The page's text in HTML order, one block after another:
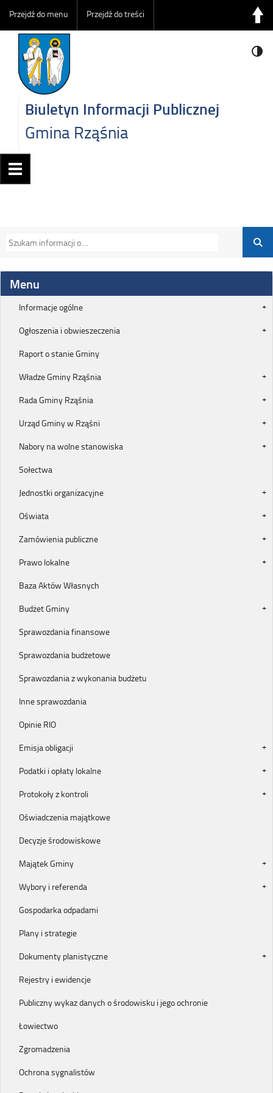
Przejdź do menu Przejdź do treści
Biuletyn Informacji Publicznej
Gmina Rząśnia
Menu
Informacje ogólne
Ogłoszenia i obwieszeczenia
Raport o stanie Gminy
Władze Gminy Rząśnia
Rada Gminy Rząśnia
Urząd Gminy w Rząśni
Nabory na wolne stanowiska
Sołectwa
Jednostki organizacyjne
Oświata
Zamówienia publiczne
Prawo lokalne
Baza Aktów Własnych
Budżet Gminy
Sprawozdania finansowe
Sprawozdania budżetowe
Sprawozdania z wykonania budżetu
Inne sprawozdania
Opinie RIO
Emisja obligacji
Podatki i opłaty lokalne
Protokoły z kontroli
Oświadczenia majątkowe
Decyzje środowiskowe
Majątek Gminy
Wybory i referenda
Gospodarka odpadami
Plany i strategie
Dokumenty planistyczne
Rejestry i ewidencje
Publiczny wykaz danych o środowisku i jego ochronie
Łowiectwo
Zgromadzenia
Ochrona sygnalistów